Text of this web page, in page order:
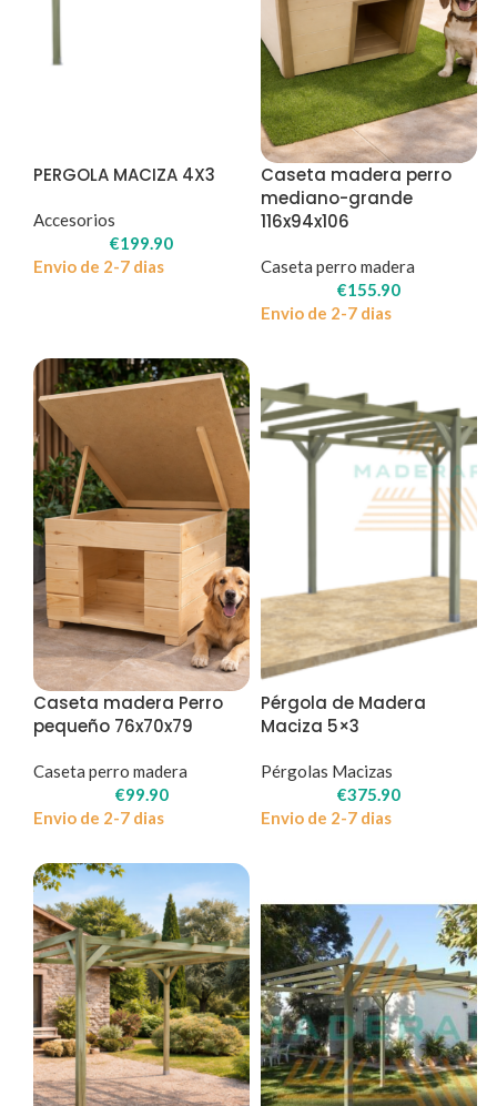
PERGOLA MACIZA 4X3
Accesorios
€199.90
Envio de 2-7 dias
Caseta madera perro
mediano-grande
116x94x106
Caseta perro madera
€155.90
Envio de 2-7 dias
Caseta madera Perro
pequeño 76x70x79
Caseta perro madera
€99.90
Envio de 2-7 dias
Pérgola de Madera
Maciza 5×3
Pérgolas Macizas
€375.90
Envio de 2-7 dias